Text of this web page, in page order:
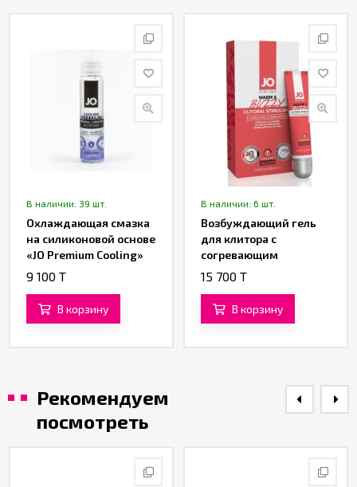
В наличии: 39 шт.
Охлаждающая смазка
на силиконовой основе
«JO Premium Cooling»
от «System JO» 30 ML
9 100 T
В корзину
В наличии: 6 шт.
Возбуждающий гель
для клитора с
согревающим
эффектом «Buzzy -
JO» 10 ML
15 700 T
В корзину
Рекомендуем
посмотреть